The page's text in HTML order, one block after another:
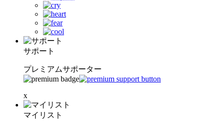
サポート
プレミアムサポーター
x
マイリスト